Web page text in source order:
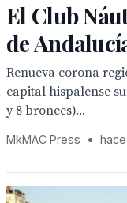
El Club
de
Renueva corona
capital hispalense
y 8 bronces)...
MkMAC Press •